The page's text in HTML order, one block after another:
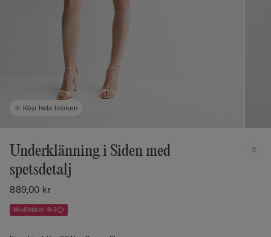
Köp hela looken
Underklänning i Siden med
spetsdetalj
889,00 kr
Mix&Match 4x3